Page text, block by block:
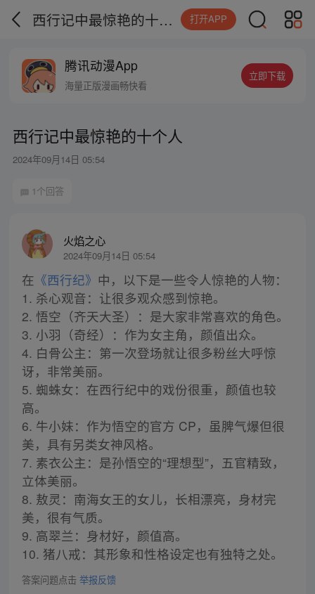
西行记中最惊艳的十个人 打开APP
腾讯动漫App
海量正版漫画畅快看
立即下载
西行记中最惊艳的十个人
2024年09月14日 05:54
1个回答
火焰之心
2024年09月14日 05:54
在 《西行纪》 中，以下是一些令人惊艳的人物：
1. 杀心观音：让很多观众感到惊艳。
2. 悟空（齐天大圣）：是大家非常喜欢的角色。
3. 小羽（奇经）：作为女主角，颜值出众。
4. 白骨公主：第一次登场就让很多粉丝大呼惊
讶，非常美丽。
5. 蜘蛛女：在西行纪中的戏份很重，颜值也较
高。
6. 牛小妹：作为悟空的官方 CP，虽脾气爆但很
美，具有另类女神风格。
7. 素衣公主：是孙悟空的“理想型”，五官精致，
立体美丽。
8. 敖灵：南海女王的女儿，长相漂亮，身材完
美，很有气质。
9. 高翠兰：身材好，颜值高。
10. 猪八戒：其形象和性格设定也有独特之处。
答案问题点击 举报反馈